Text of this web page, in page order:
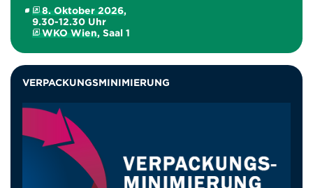
8. Oktober 2026,
9.30-12.30 Uhr
WKO Wien, Saal 1
VERPACKUNGSMINIMIERUNG